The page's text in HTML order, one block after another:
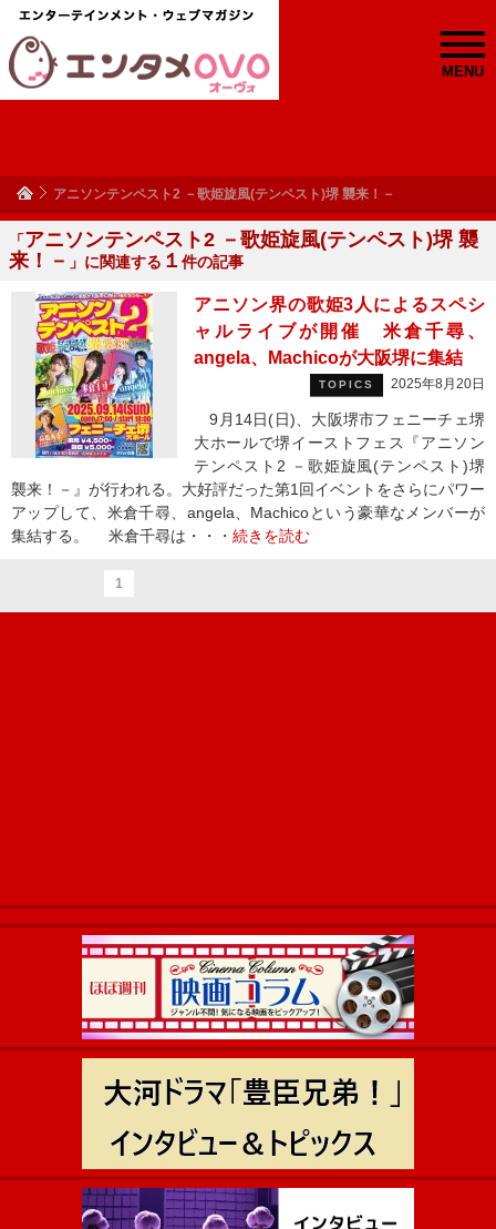
MENU
アニソンテンペスト2 －歌姫旋風(テンペスト)堺 襲来！－
「アニソンテンペスト2 －歌姫旋風(テンペスト)堺 襲
来！－ 」に関連する １ 件の記事
アニソン界の歌姫3人によるスペシ
ャルライブが開催 米倉千尋、
angela、Machicoが大阪堺に集結
TOPICS 2025年8月20日
9月14日(日)、大阪堺市フェニーチェ堺
大ホールで堺イーストフェス『アニソン
テンペスト2 －歌姫旋風(テンペスト)堺
襲来！－』が行われる。大好評だった第1回イベントをさらにパワー
アップして、米倉千尋、angela、Machicoという豪華なメンバーが
集結する。 米倉千尋は・・・ 続きを読む
1